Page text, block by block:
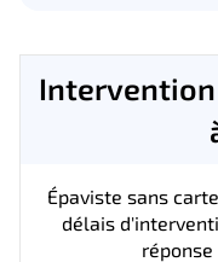
Intervention
Épaviste sans
délais
réponse